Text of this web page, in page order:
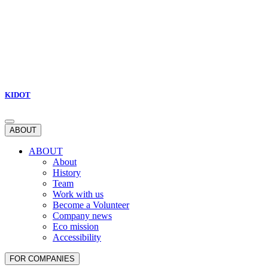
KIDOT
ABOUT
ABOUT
About
History
Team
Work with us
Become a Volunteer
Company news
Eco mission
Accessibility
FOR COMPANIES